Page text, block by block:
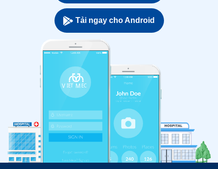
Tải ngay cho Android